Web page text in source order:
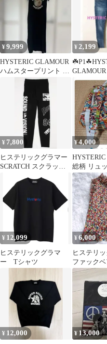
¥9,999
HYSTERIC GLAMOUR
ハムスタープリント ロ
ングワンピース
¥ 2,199
GLAMOUR
スキニー
¥ 7,800
ヒステリックグラマー
SCRATCH スクラッチ
総柄ロゴ レギンス パン
¥4,000
総柄 リュ
ック
¥ 12,099
ヒステリックグラマ
ー Tシャツ
¥6,000
ヒステリ
ファック
スリーブブ
ツ総柄S
¥ 12,000 ¥ 13,000